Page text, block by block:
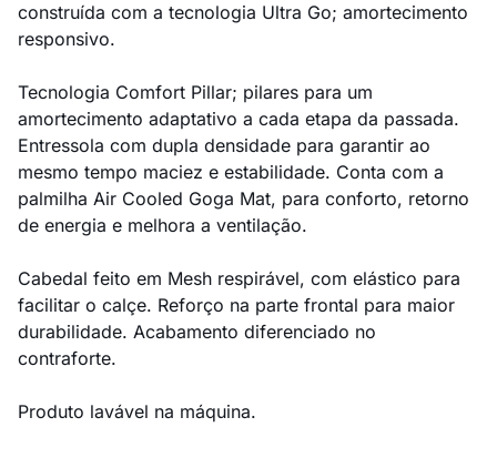
construída com a tecnologia Ultra Go; amortecimento
responsivo.
Tecnologia Comfort Pillar; pilares para um
amortecimento adaptativo a cada etapa da passada.
Entressola com dupla densidade para garantir ao
mesmo tempo maciez e estabilidade. Conta com a
palmilha Air Cooled Goga Mat, para conforto, retorno
de energia e melhora a ventilação.
Cabedal feito em Mesh respirável, com elástico para
facilitar o calçe. Reforço na parte frontal para maior
durabilidade. Acabamento diferenciado no
contraforte.
Produto lavável na máquina.